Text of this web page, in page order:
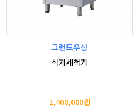
그랜드우성
식기세척기
1,400,000원